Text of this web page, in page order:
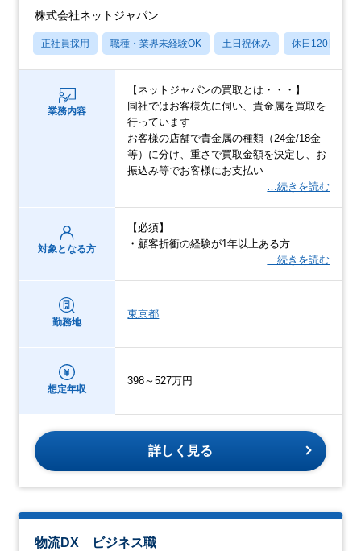
株式会社ネットジャパン
正社員採用 職種・業界未経験OK 土日祝休み 休日120日以上
業務内容
【ネットジャパンの買取とは・・・】
同社ではお客様先に伺い、貴金属を買取を
行っています
お客様の店舗で貴金属の種類（24金/18金
等）に分け、重さで買取金額を決定し、お
振込み等でお客様にお支払い
…続きを読む
対象となる方
【必須】
・顧客折衝の経験が1年以上ある方
…続きを読む
勤務地
東京都
想定年収
398～527万円
詳しく見る
物流DX ビジネス職